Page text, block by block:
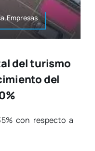
del turismo
del
con res­pec­to a